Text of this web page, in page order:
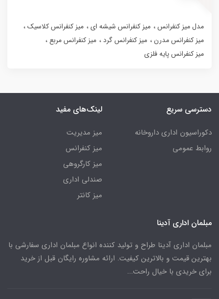
مدل میز کنفرانس میز کنفرانس شیشه ای
میز کنفرانس کلاسیک
میز کنفرانس مدرن
میز کنفرانس گرد
میز کنفرانس مربع
میز کنفرانس پایه فلزی
دسترسی سریع
دکوراسیون اداری داروخانه
روابط عمومی
لینک‌های مفید
میز مدیریت
میز کنفرانس
میز کارگروهی
صندلی اداری
میز کانتر
مبلمان اداری آدینا
مبلمان اداری آدینا طراح و تولید کننده انواع مبلمان اداری سفارشی با
بهترین قیمت و بالاترین کیفیت. ارائه مشاوره رایگان قبل از خرید
برای خریدی با خیال راحت...